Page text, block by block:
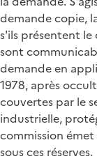
demande copie,
s'ils présentent
sont
demande en
1978, après
couvertes par le
industrielle,
commission
sous ces réserves.